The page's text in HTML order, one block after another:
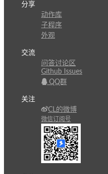
分享
动作库
子程序
外观
交流
问答讨论区
Github Issues
QQ群
关注
CL的微博
微信订阅号